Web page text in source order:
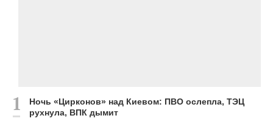
Ночь «Цирконов» над Киевом: ПВО ослепла, ТЭЦ
рухнула, ВПК дымит